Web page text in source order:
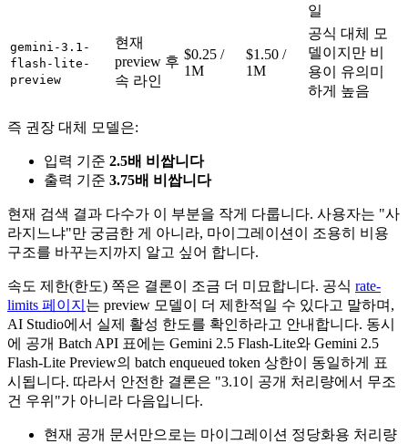
일
gemini-3.1-
flash-lite-
preview
현재
preview 후
속 라인
$0.25 /
1M
$1.50 /
1M
공식 대체 모
델이지만 비
용이 유의미
하게 높음
즉 권장 대체 모델은:
입력 기준 2.5배 비쌉니다
출력 기준 3.75배 비쌉니다
현재 검색 결과 다수가 이 부분을 작게 다룹니다. 사용자는 "사
라지느냐"만 궁금한 게 아니라, 마이그레이션이 조용히 비용
구조를 바꾸는지까지 알고 싶어 합니다.
속도 제한(한도) 쪽은 결론이 조금 더 미묘합니다. 공식 rate-
limits 페이지 는 preview 모델이 더 제한적일 수 있다고 말하며,
AI Studio에서 실제 활성 한도를 확인하라고 안내합니다. 동시
에 공개 Batch API 표에는 Gemini 2.5 Flash-Lite와 Gemini 2.5
Flash-Lite Preview의 batch enqueued token 상한이 동일하게 표
시됩니다. 따라서 안전한 결론은 "3.1이 공개 처리량에서 무조
건 우위"가 아니라 다음입니다.
현재 공개 문서만으로는 마이그레이션 정당화용 처리량